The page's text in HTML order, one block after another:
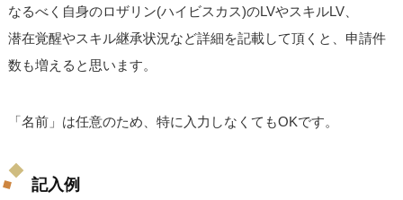
なるべく自身のロザリン(ハイビスカス)のLVやスキルLV、
潜在覚醒やスキル継承状況など詳細を記載して頂くと、申請件
数も増えると思います。
「名前」は任意のため、特に入力しなくてもOKです。
記入例